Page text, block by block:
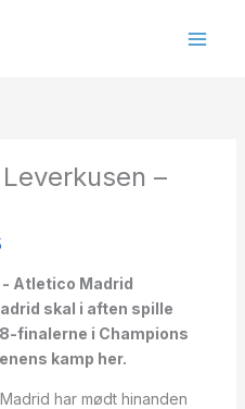
–
skal i aften spille
finalerne i Champions
kamp her.
har mødt hinanden